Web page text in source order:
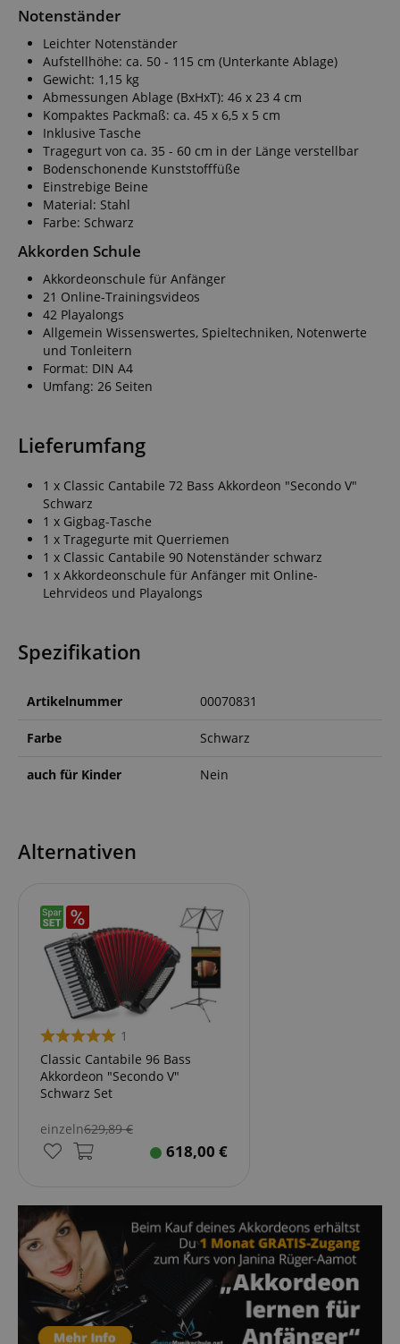
Notenständer
Leichter Notenständer
Aufstellhöhe: ca. 50 - 115 cm (Unterkante Ablage)
Gewicht: 1,15 kg
Abmessungen Ablage (BxHxT): 46 x 23 4 cm
Kompaktes Packmaß: ca. 45 x 6,5 x 5 cm
Inklusive Tasche
Tragegurt von ca. 35 - 60 cm in der Länge verstellbar
Bodenschonende Kunststofffüße
Einstrebige Beine
Material: Stahl
Farbe: Schwarz
Akkorden Schule
Akkordeonschule für Anfänger
21 Online-Trainingsvideos
42 Playalongs
Allgemein Wissenswertes, Spieltechniken, Notenwerte
und Tonleitern
Format: DIN A4
Umfang: 26 Seiten
Lieferumfang
1 x Classic Cantabile 72 Bass Akkordeon "Secondo V"
Schwarz
1 x Gigbag-Tasche
1 x Tragegurte mit Querriemen
1 x Classic Cantabile 90 Notenständer schwarz
1 x Akkordeonschule für Anfänger mit Online-
Lehrvideos und Playalongs
Spezifikation
Artikelnummer 00070831
Farbe Schwarz
auch für Kinder Nein
Alternativen
1
Classic Cantabile 96 Bass
Akkordeon "Secondo V"
Schwarz Set
einzeln629,89€
618,00 €